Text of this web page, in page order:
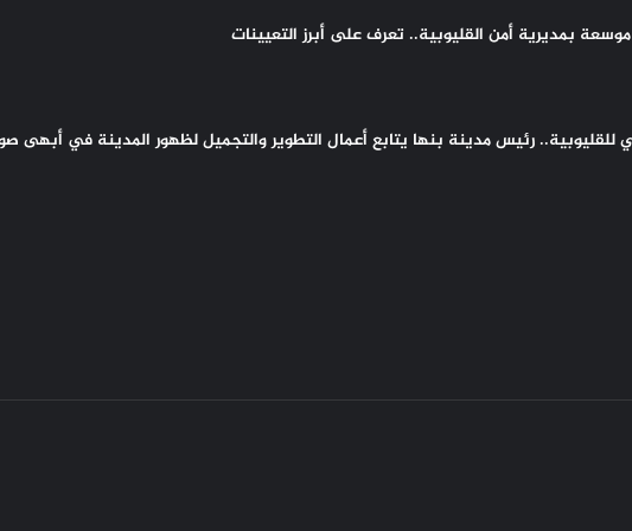
بمديرية أمن القليوبية.. تعرف على أبرز التعيينات
للقليوبية.. رئيس مدينة بنها يتابع أعمال التطوير والتجميل لظهور المدينة في أبهى